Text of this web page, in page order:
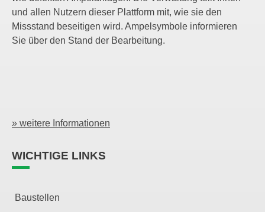
und allen Nutzern dieser Plattform mit, wie sie den
Missstand beseitigen wird. Ampelsymbole informieren
Sie über den Stand der Bearbeitung.
» weitere Informationen
WICHTIGE LINKS
Baustellen